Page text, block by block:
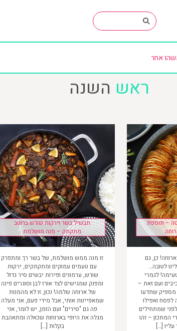
אחר
ראש השנה
– תוספת
כן, גם
לטובה…
לגמרי
ועם זאת –
מספיק שתדעו
לפסח ואפילו
שמתחילים
המתכון – זהו
[…]
תבשיל בשר וירקות שורש ברוטב
מתקתק – מנה מושלמת
זו מנה ממש מושלמת, של בשר רך ומתפרק
עם טעמים עמוקים ומתקתקים, ירקות
שורש, ערמונים ופירות יבשים סיר גדול
ומפנק שמגישים לצד אורז לבן וסוגרים פינה
של ארוחה שלמה! נכון, זו לא מהמנות
שמאפיינות אותי, אבל מידי פעם, אני מעלה
פה גם "סירים" ועם הזמן, יש לומר, אני
מגלה את היופי בארוחות שכאלה ומתאהבת
בקלות […]